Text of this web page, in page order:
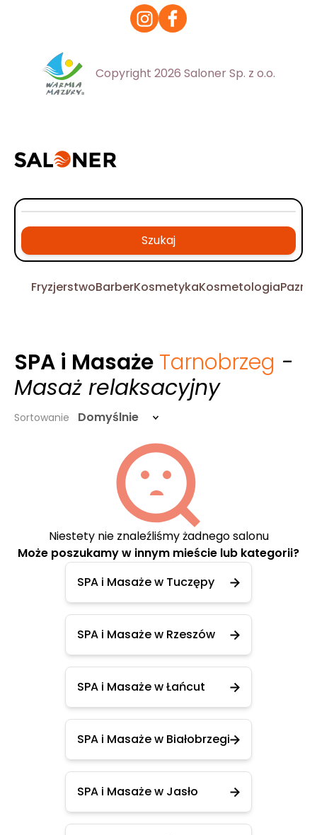
Copyright 2026 Saloner Sp. z o.o.
Szukaj
FryzjerstwoBarberKosmetykaKosmetologia
SPA i Masaże Tarnobrzeg -
Masaż relaksacyjny
Sortowanie Domyślnie
Niestety nie znaleźliśmy żadnego salonu
Może poszukamy w innym mieście lub kategorii?
SPA i Masaże w Tuczępy
SPA i Masaże w Rzeszów
SPA i Masaże w Łańcut
SPA i Masaże w Białobrzegi
SPA i Masaże w Jasło